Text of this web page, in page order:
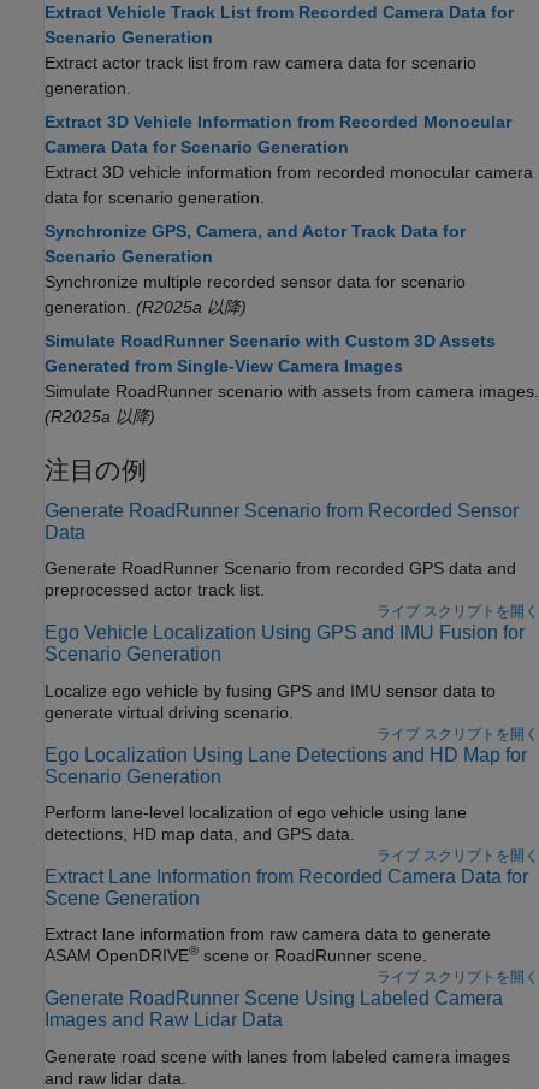
Extract Vehicle Track List from Recorded Camera Data for
Scenario Generation
Extract actor track list from raw camera data for scenario
generation.
Extract 3D Vehicle Information from Recorded Monocular
Camera Data for Scenario Generation
Extract 3D vehicle information from recorded monocular camera
data for scenario generation.
Synchronize GPS, Camera, and Actor Track Data for
Scenario Generation
Synchronize multiple recorded sensor data for scenario
generation. (R2025a 以降)
Simulate RoadRunner Scenario with Custom 3D Assets
Generated from Single-View Camera Images
Simulate RoadRunner scenario with assets from camera images.
(R2025a 以降)
注目の例
Generate RoadRunner Scenario from Recorded Sensor
Data
Generate RoadRunner Scenario from recorded GPS data and
preprocessed actor track list.
ライブ スクリプトを開く
Ego Vehicle Localization Using GPS and IMU Fusion for
Scenario Generation
Localize ego vehicle by fusing GPS and IMU sensor data to
generate virtual driving scenario.
ライブ スクリプトを開く
Ego Localization Using Lane Detections and HD Map for
Scenario Generation
Perform lane-level localization of ego vehicle using lane
detections, HD map data, and GPS data.
ライブ スクリプトを開く
Extract Lane Information from Recorded Camera Data for
Scene Generation
Extract lane information from raw camera data to generate
ASAM OpenDRIVE® scene or RoadRunner scene.
ライブ スクリプトを開く
Generate RoadRunner Scene Using Labeled Camera
Images and Raw Lidar Data
Generate road scene with lanes from labeled camera images
and raw lidar data.